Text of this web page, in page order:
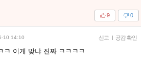
0
9
10 14:10 신고 | 공감 확인
ㅋ 이게 맞냐 진짜 ㅋㅋㅋㅋ